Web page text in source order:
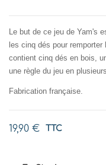
Le but de ce jeu de Yam's
les cinq dés pour
contient cinq dés en bois,
une règle du jeu en
Fabrication française.
19,90 € TTC